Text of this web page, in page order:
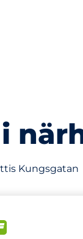
Kungsgatan
m